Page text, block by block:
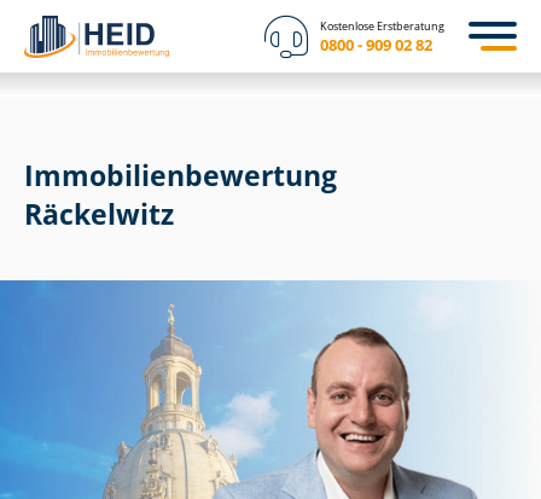
Kostenlose Erstberatung
0800 - 909 02 82
Immobilien­bewertung
Räckelwitz